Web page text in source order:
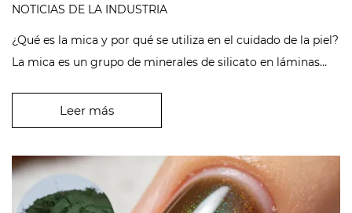
NOTICIAS DE LA INDUSTRIA
¿Qué es la mica y por qué se utiliza en el cuidado de la piel?
La mica es un grupo de minerales de silicato en láminas
Leer más